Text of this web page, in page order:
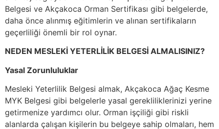
Belgesi ve Akçakoca Orman Sertifikası gibi belgelerde,
daha önce alınmış eğitimlerin ve alınan sertifikaların
geçerliliği önemli bir rol oynar.
NEDEN MESLEKİ YETERLİLİK BELGESİ ALMALISINIZ?
Yasal Zorunluluklar
Mesleki Yeterlilik Belgesi almak, Akçakoca Ağaç Kesme
MYK Belgesi gibi belgelerle yasal gerekliliklerinizi yerine
getirmenize yardımcı olur. Orman işçiliği gibi riskli
alanlarda çalışan kişilerin bu belgeye sahip olmaları, hem